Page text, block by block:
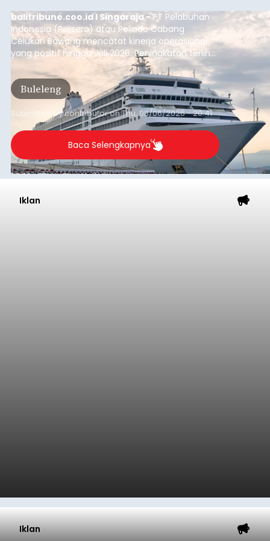
balitribune.coo.id I Singaraja -PT Pelabuhan
Indonesia (Persero) atau Pelindo Cabang
Celukan Bawang mencatat kinerja operasional
yang positif hingga Juli 2026. Peningkatan terlihat
dari arus kapal yang mencapai 1,48 juta Gross
Tonnage (GT), atau tumbuh 12,4 persen
dibandingkan periode yang sama tahun lalu
yang tercatat sebesar 1,32 juta GT.
Buleleng
Submitted bycontributoronThu, 08/06/2026 - 20:41
Baca Selengkapnya
Iklan
Iklan